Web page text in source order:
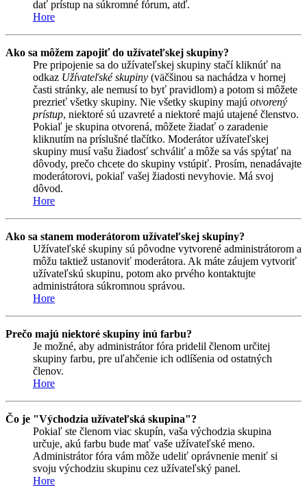
dať prístup na súkromné fórum, atď.
Hore
Ako sa môžem zapojiť do užívateľskej skupiny?
Pre pripojenie sa do užívateľskej skupiny stačí kliknúť na
odkaz Užívateľské skupiny (väčšinou sa nachádza v hornej
časti stránky, ale nemusí to byť pravidlom) a potom si môžete
prezrieť všetky skupiny. Nie všetky skupiny majú otvorený
prístup, niektoré sú uzavreté a niektoré majú utajené členstvo.
Pokiaľ je skupina otvorená, môžete žiadať o zaradenie
kliknutím na príslušné tlačítko. Moderátor užívateľskej
skupiny musí vašu žiadosť schváliť a môže sa vás spýtať na
dôvody, prečo chcete do skupiny vstúpiť. Prosím, nenadávajte
moderátorovi, pokiaľ vašej žiadosti nevyhovie. Má svoj
dôvod.
Hore
Ako sa stanem moderátorom užívateľskej skupiny?
Užívateľské skupiny sú pôvodne vytvorené administrátorom a
môžu taktiež ustanoviť moderátora. Ak máte záujem vytvoriť
užívateľskú skupinu, potom ako prvého kontaktujte
administrátora súkromnou správou.
Hore
Prečo majú niektoré skupiny inú farbu?
Je možné, aby administrátor fóra pridelil členom určitej
skupiny farbu, pre uľahčenie ich odlíšenia od ostatných
členov.
Hore
Čo je "Východzia užívateľská skupina"?
Pokiaľ ste členom viac skupín, vaša východzia skupina
určuje, akú farbu bude mať vaše užívateľské meno.
Administrátor fóra vám môže udeliť oprávnenie meniť si
svoju východziu skupinu cez užívateľský panel.
Hore